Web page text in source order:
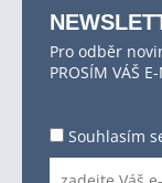
Pro odběr
PROSÍM VÁŠ
Souhlasím